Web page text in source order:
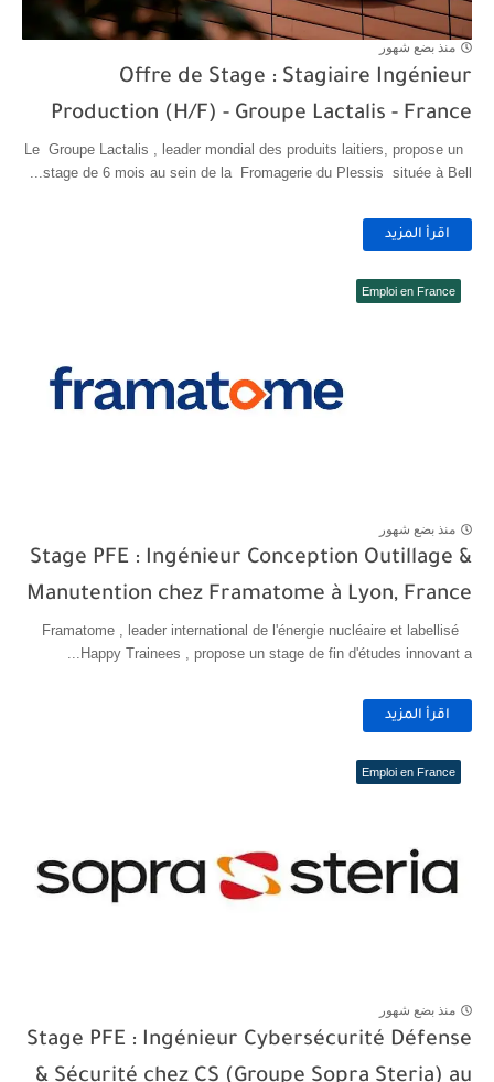
منذ بضع شهور
Offre de Stage : Stagiaire Ingénieur
Production (H/F) - Groupe Lactalis - France
Le Groupe Lactalis , leader mondial des produits laitiers, propose un
stage de 6 mois au sein de la Fromagerie du Plessis située à Bell...
اقرأ المزيد
Emploi en France
منذ بضع شهور
Stage PFE : Ingénieur Conception Outillage &
Manutention chez Framatome à Lyon, France
Framatome , leader international de l'énergie nucléaire et labellisé
Happy Trainees , propose un stage de fin d'études innovant a...
اقرأ المزيد
Emploi en France
منذ بضع شهور
Stage PFE : Ingénieur Cybersécurité Défense
& Sécurité chez CS (Groupe Sopra Steria) au